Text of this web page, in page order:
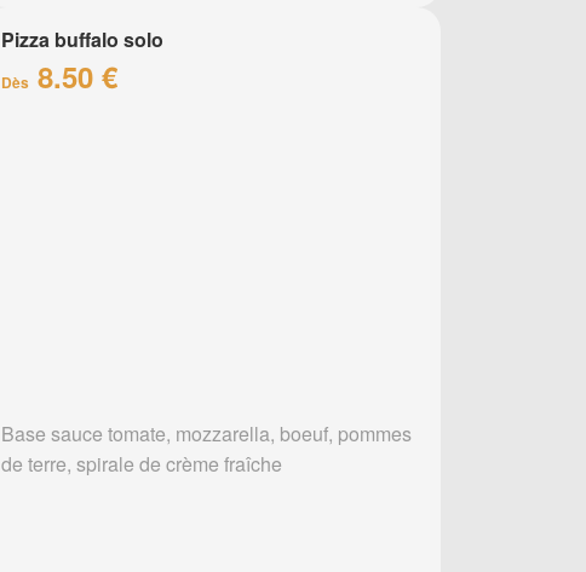
Pizza buffalo solo
Dès 8.50 €
Base sauce tomate, mozzarella, boeuf, pommes
de terre, spirale de crème fraîche